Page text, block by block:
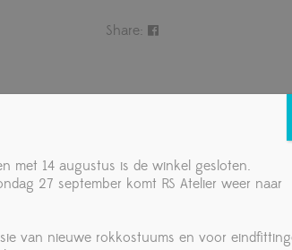
Share:
met 14 augustus is de winkel gesloten.
27 september komt RS Atelier weer naar
van nieuwe rokkostuums en voor